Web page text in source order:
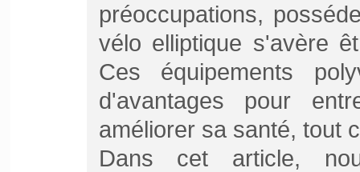
préoccupations,
vélo elliptique s'avère
Ces équipements
d'avantages pour
améliorer sa santé, tout
Dans cet article,